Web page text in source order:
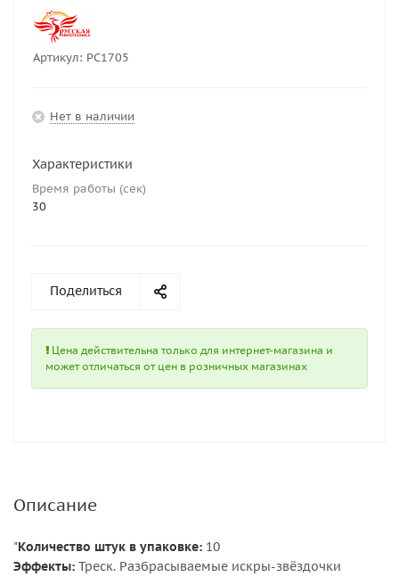
Артикул: РС1705
Нет в наличии
Характеристики
Время работы (сек)
30
Поделиться
Цена действительна только для интернет-магазина и
может отличаться от цен в розничных магазинах
Описание
"Количество штук в упаковке: 10
Эффекты: Треск. Разбрасываемые искры-звёздочки